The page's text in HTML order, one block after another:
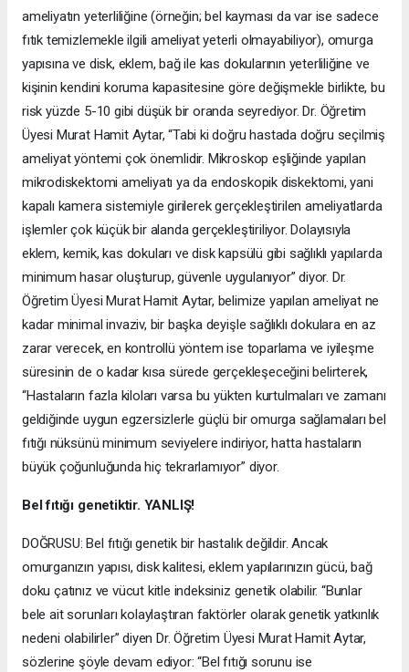
ameliyatın yeterliliğine (örneğin; bel kayması da var ise sadece
fıtık temizlemekle ilgili ameliyat yeterli olmayabiliyor), omurga
yapısına ve disk, eklem, bağ ile kas dokularının yeterliliğine ve
kişinin kendini koruma kapasitesine göre değişmekle birlikte, bu
risk yüzde 5-10 gibi düşük bir oranda seyrediyor. Dr. Öğretim
Üyesi Murat Hamit Aytar, “Tabi ki doğru hastada doğru seçilmiş
ameliyat yöntemi çok önemlidir. Mikroskop eşliğinde yapılan
mikrodiskektomi ameliyatı ya da endoskopik diskektomi, yani
kapalı kamera sistemiyle girilerek gerçekleştirilen ameliyatlarda
işlemler çok küçük bir alanda gerçekleştiriliyor. Dolayısıyla
eklem, kemik, kas dokuları ve disk kapsülü gibi sağlıklı yapılarda
minimum hasar oluşturup, güvenle uygulanıyor” diyor. Dr.
Öğretim Üyesi Murat Hamit Aytar, belimize yapılan ameliyat ne
kadar minimal invaziv, bir başka deyişle sağlıklı dokulara en az
zarar verecek, en kontrollü yöntem ise toparlama ve iyileşme
süresinin de o kadar kısa sürede gerçekleşeceğini belirterek,
“Hastaların fazla kiloları varsa bu yükten kurtulmaları ve zamanı
geldiğinde uygun egzersizlerle güçlü bir omurga sağlamaları bel
fıtığı nüksünü minimum seviyelere indiriyor, hatta hastaların
büyük çoğunluğunda hiç tekrarlamıyor” diyor.
Bel fıtığı genetiktir. YANLIŞ!
DOĞRUSU: Bel fıtığı genetik bir hastalık değildir. Ancak
omurganızın yapısı, disk kalitesi, eklem yapılarınızın gücü, bağ
doku çatınız ve vücut kitle indeksiniz genetik olabilir. “Bunlar
bele ait sorunları kolaylaştıran faktörler olarak genetik yatkınlık
nedeni olabilirler” diyen Dr. Öğretim Üyesi Murat Hamit Aytar,
sözlerine şöyle devam ediyor: “Bel fıtığı sorunu ise